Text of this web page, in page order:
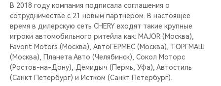
В 2018 году компания подписала соглашения о
сотрудничестве с 21 новым партнёром. В настоящее
время в дилерскую сеть CHERY входят такие крупные
игроки автомобильного ритейла как: MAJOR (Москва),
Favorit Motors (Москва), АвтоГЕРМЕС (Москва), ТОРГМАШ
(Москва), Планета Авто (Челябинск), Сокол Моторс
(Ростов-на-Дону), Демидыч (Пермь, Уфа), Автостиль
(Санкт Петербург) и Истком (Санкт Петербург).